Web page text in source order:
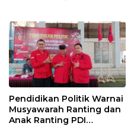
Pendidikan Politik Warnai
Musyawarah Ranting dan
Anak Ranting PDI